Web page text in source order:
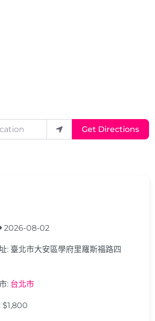
Get Directions
2026-08-02
: 臺北市大安區學府里羅斯福路四
: 台北市
$1,800